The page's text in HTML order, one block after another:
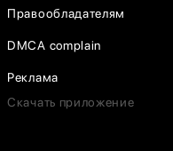
Правообладателям
DMCA complain
Реклама
Скачать приложение